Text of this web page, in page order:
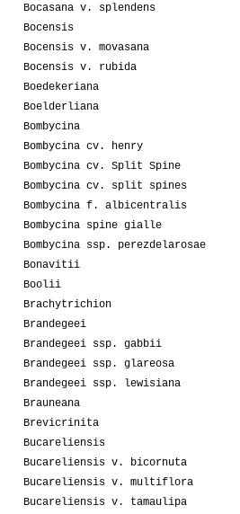
Bocasana v. splendens
Bocensis
Bocensis v. movasana
Bocensis v. rubida
Boedekeriana
Boelderliana
Bombycina
Bombycina cv. henry
Bombycina cv. Split Spine
Bombycina cv. split spines
Bombycina f. albicentralis
Bombycina spine gialle
Bombycina ssp. perezdelarosae
Bonavitii
Boolii
Brachytrichion
Brandegeei
Brandegeei ssp. gabbii
Brandegeei ssp. glareosa
Brandegeei ssp. lewisiana
Brauneana
Brevicrinita
Bucareliensis
Bucareliensis v. bicornuta
Bucareliensis v. multiflora
Bucareliensis v. tamaulipa